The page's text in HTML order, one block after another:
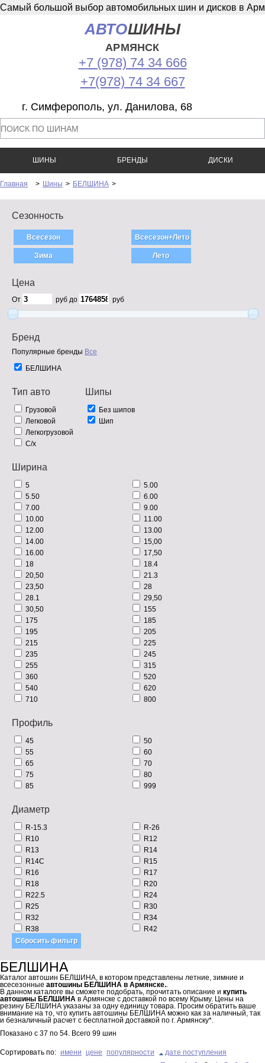
Самый большой выбор автомобильных шин и дисков в
АВТОШИНЫ
АРМЯНСК
+7 (978) 74 34 666
+7(978) 74 34 667
г. Симферополь, ул. Данилова, 68
ШИНЫ БРЕНДЫ ДИСКИ
Главная > Шины > БЕЛШИНА >
Сезонность
Цена
От руб до руб
Бренд
Популярные бренды Все
БЕЛШИНА
Тип авто
Грузовой
Легковой
Легкогрузовой
С/х
Шипы
Без шипов
Шип
Ширина
5
5.00
5.50
6.00
7.00
9.00
10.00
11.00
12.00
13.00
14.00
15,00
16.00
17,50
18
18.4
20,50
21.3
23,50
28
28.1
29,50
30,50
155
175
185
195
205
215
225
235
245
255
315
360
520
540
620
710
800
Профиль
45
50
55
60
65
70
75
80
85
999
Диаметр
R-15.3
R-26
R10
R12
R13
R14
R14C
R15
R16
R17
R18
R20
R22.5
R24
R25
R30
R32
R34
R38
R42
БЕЛШИНА
Каталог автошин БЕЛШИНА, в котором представлены летние, зимние и
всесезонные автошины БЕЛШИНА в Армянске.
В данном каталоге вы сможете подобрать, прочитать описание и купить
автошины БЕЛШИНА в Армянске с доставкой по всему Крыму. Цены на
резину БЕЛШИНА указаны за одну единицу товара. Просим обратить ваше
внимание на то, что купить автошины БЕЛШИНА можно как за наличный, так
и безналичный расчет с бесплатной доставкой по г. Армянску*.
Показано с 37 по 54 . Всего 99 шин
Сортировать по: имени цене популярности
дате поступления